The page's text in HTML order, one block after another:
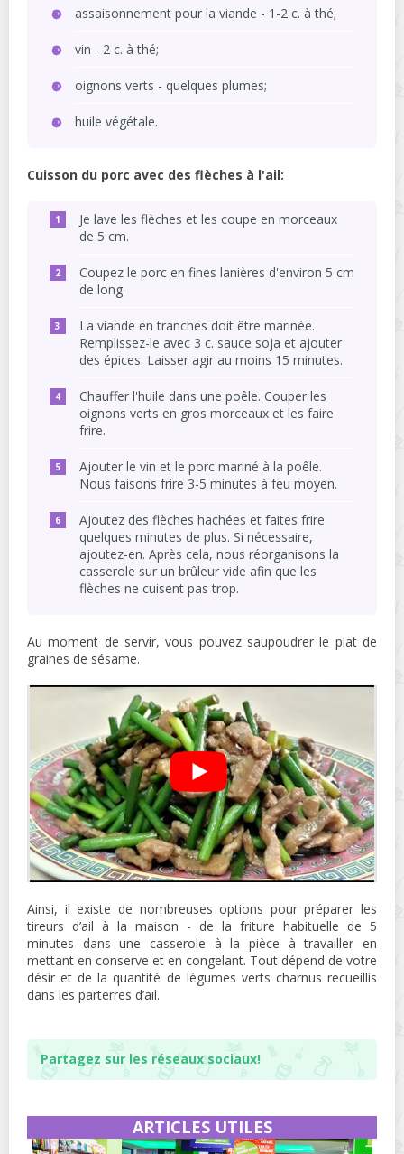
assaisonnement pour la viande - 1-2 c. à thé;
vin - 2 c. à thé;
oignons verts - quelques plumes;
huile végétale.
Cuisson du porc avec des flèches à l'ail:
Je lave les flèches et les coupe en morceaux
de 5 cm.
Coupez le porc en fines lanières d'environ 5 cm
de long.
La viande en tranches doit être marinée.
Remplissez-le avec 3 c. sauce soja et ajouter
des épices. Laisser agir au moins 15 minutes.
Chauffer l'huile dans une poêle. Couper les
oignons verts en gros morceaux et les faire
frire.
Ajouter le vin et le porc mariné à la poêle.
Nous faisons frire 3-5 minutes à feu moyen.
Ajoutez des flèches hachées et faites frire
quelques minutes de plus. Si nécessaire,
ajoutez-en. Après cela, nous réorganisons la
casserole sur un brûleur vide afin que les
flèches ne cuisent pas trop.
Au moment de servir, vous pouvez saupoudrer le plat de
graines de sésame.
Ainsi, il existe de nombreuses options pour préparer les
tireurs d’ail à la maison - de la friture habituelle de 5
minutes dans une casserole à la pièce à travailler en
mettant en conserve et en congelant. Tout dépend de votre
désir et de la quantité de légumes verts charnus recueillis
dans les parterres d’ail.
Partagez sur les réseaux sociaux!
ARTICLES UTILES